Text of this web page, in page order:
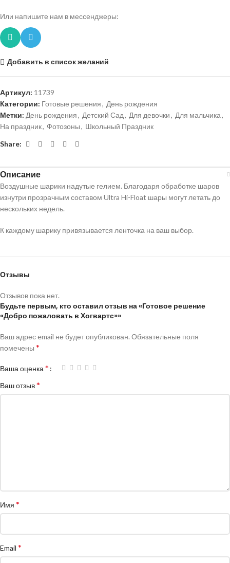
Или напишите нам в мессенджеры:
Добавить в список желаний
Артикул: 11739
Категории: Готовые решения, День рождения
Метки: День рождения, Детский Сад, Для девочки, Для мальчика,
На праздник, Фотозоны, Школьный Праздник
Share:
Описание
Воздушные шарики надутые гелием. Благодаря обработке шаров
изнутри прозрачным составом Ultra Hi-Float шары могут летать до
нескольких недель.
К каждому шарику привязывается ленточка на ваш выбор.
Отзывы
Отзывов пока нет.
Будьте первым, кто оставил отзыв на «Готовое решение
«Добро пожаловать в Хогвартс»»
Ваш адрес email не будет опубликован. Обязательные поля
помечены *
Ваша оценка *
Ваш отзыв*
Имя *
Email *